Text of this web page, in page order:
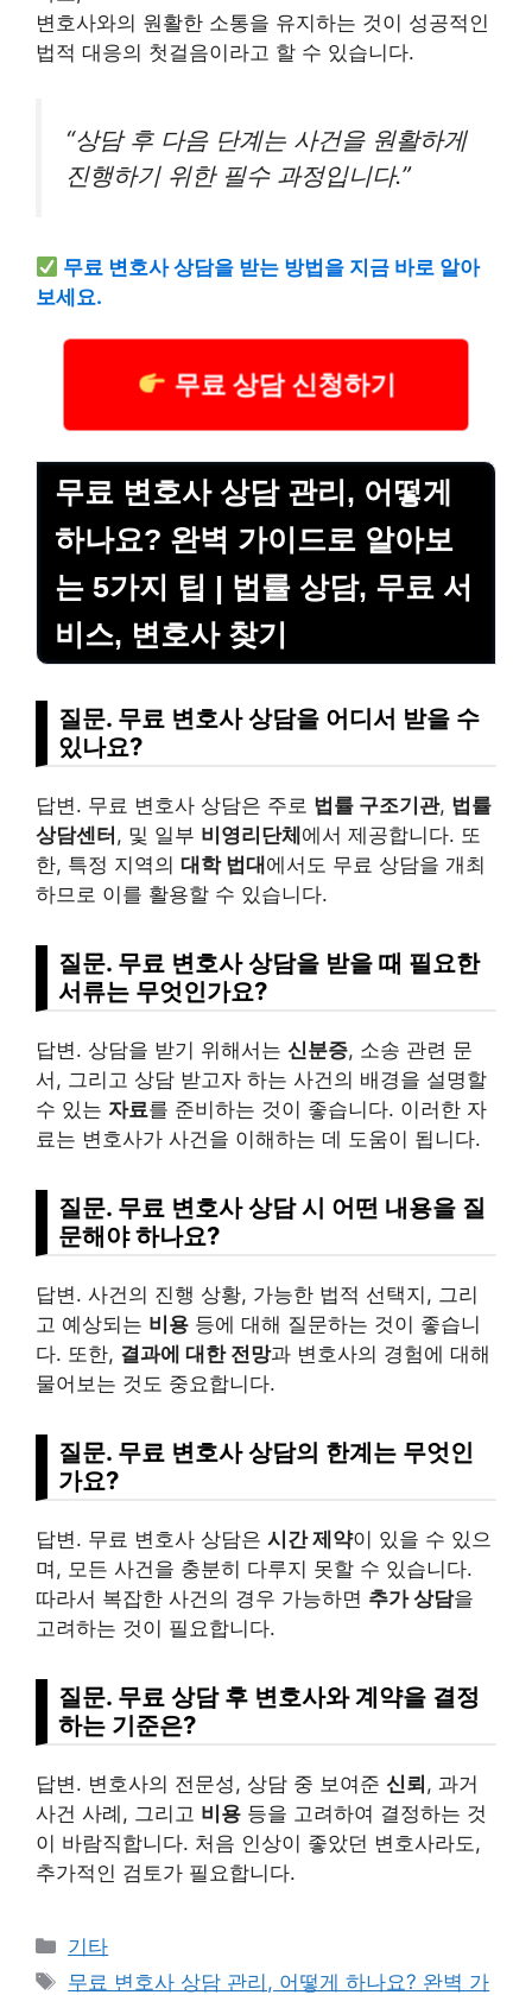
변호사와의 원활한 소통을 유지하는 것이 성공적인
법적 대응의 첫걸음이라고 할 수 있습니다.
“상담 후 다음 단계는 사건을 원활하게
진행하기 위한 필수 과정입니다.”
무료 변호사 상담을 받는 방법을 지금 바로 알아
보세요.
무료 상담 신청하기
무료 변호사 상담 관리, 어떻게
하나요? 완벽 가이드로 알아보
는 5가지 팁 | 법률 상담, 무료 서
비스, 변호사 찾기
질문. 무료 변호사 상담을 어디서 받을 수
있나요?
답변. 무료 변호사 상담은 주로 법률 구조기관, 법률
상담센터, 및 일부 비영리단체에서 제공합니다. 또
한, 특정 지역의 대학 법대에서도 무료 상담을 개최
하므로 이를 활용할 수 있습니다.
질문. 무료 변호사 상담을 받을 때 필요한
서류는 무엇인가요?
답변. 상담을 받기 위해서는 신분증, 소송 관련 문
서, 그리고 상담 받고자 하는 사건의 배경을 설명할
수 있는 자료를 준비하는 것이 좋습니다. 이러한 자
료는 변호사가 사건을 이해하는 데 도움이 됩니다.
질문. 무료 변호사 상담 시 어떤 내용을 질
문해야 하나요?
답변. 사건의 진행 상황, 가능한 법적 선택지, 그리
고 예상되는 비용 등에 대해 질문하는 것이 좋습니
다. 또한, 결과에 대한 전망과 변호사의 경험에 대해
물어보는 것도 중요합니다.
질문. 무료 변호사 상담의 한계는 무엇인
가요?
답변. 무료 변호사 상담은 시간 제약이 있을 수 있으
며, 모든 사건을 충분히 다루지 못할 수 있습니다.
따라서 복잡한 사건의 경우 가능하면 추가 상담을
고려하는 것이 필요합니다.
질문. 무료 상담 후 변호사와 계약을 결정
하는 기준은?
답변. 변호사의 전문성, 상담 중 보여준 신뢰, 과거
사건 사례, 그리고 비용 등을 고려하여 결정하는 것
이 바람직합니다. 처음 인상이 좋았던 변호사라도,
추가적인 검토가 필요합니다.
Categories
기타
Tags
무료 변호사 상담 관리, 어떻게 하나요? 완벽 가